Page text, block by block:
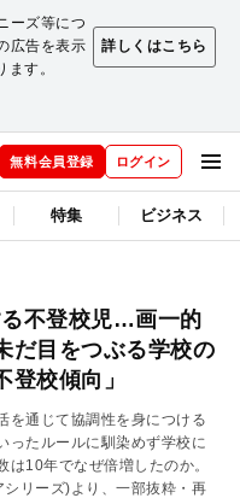
ーズ等につ
広告を表示
す。
詳しくはこちら
無料会員登録 ログイン
特集 ビジネス
不登校児…画一的
だ目をつぶる学校の
校傾向」
を通じて協調性を身につける
ったルールに馴染めず学校に
10年でなぜ倍増したのか。
シリーズ)より、一部抜粋・再